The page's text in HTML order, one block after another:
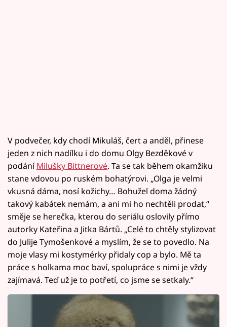
V podvečer, kdy chodí Mikuláš, čert a anděl, přinese
jeden z nich nadílku i do domu Olgy Bezděkové v
podáníMilušky Bittnerové. Ta se tak během okamžiku
stane vdovou po ruském bohatýrovi. „Olga je velmi
vkusná dáma, nosí kožichy… Bohužel doma žádný
takový kabátek nemám, a ani mi ho nechtěli prodat,“
směje se herečka, kterou do seriálu oslovily přímo
autorky Kateřina a Jitka Bártů. „Celé to chtěly stylizovat
do Julije Tymošenkové a myslím, že se to povedlo. Na
moje vlasy mi kostymérky přidaly cop a bylo. Mě ta
práce s holkama moc baví, spolupráce s nimi je vždy
zajímavá. Teď už je to potřetí, co jsme se setkaly.“